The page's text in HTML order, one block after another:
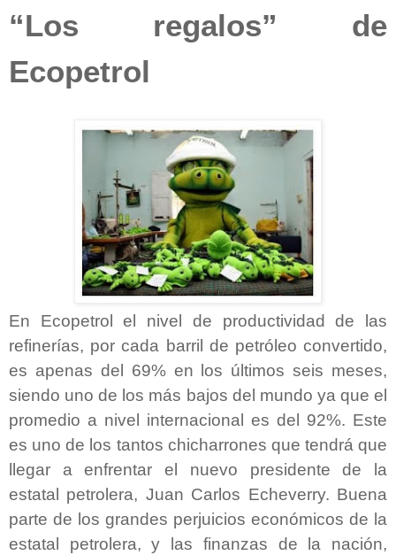
“Los regalos” de
Ecopetrol
En Ecopetrol el nivel de productividad de las
refinerías, por cada barril de petróleo convertido,
es apenas del 69% en los últimos seis meses,
siendo uno de los más bajos del mundo ya que el
promedio a nivel internacional es del 92%. Este
es uno de los tantos chicharrones que tendrá que
llegar a enfrentar el nuevo presidente de la
estatal petrolera, Juan Carlos Echeverry. Buena
parte de los grandes perjuicios económicos de la
estatal petrolera, y las finanzas de la nación,